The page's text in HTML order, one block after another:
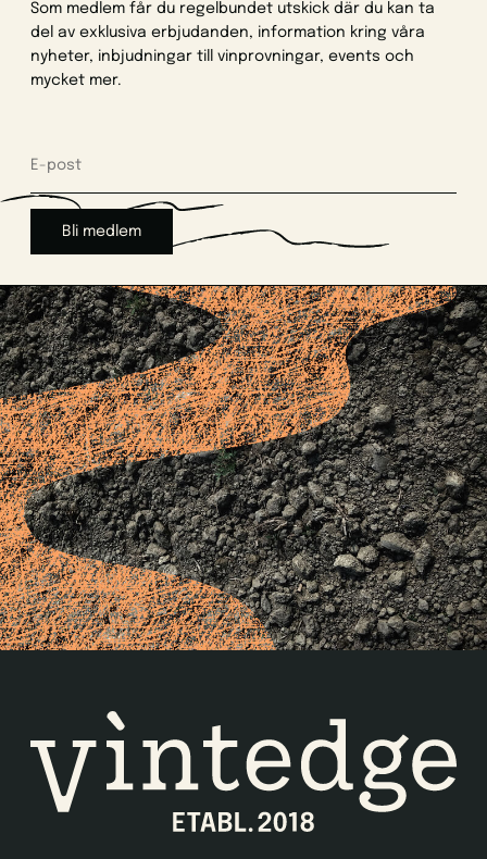
Som medlem får du regelbundet utskick där du kan ta
del av exklusiva erbjudanden, information kring våra
nyheter, inbjudningar till vinprovningar, events och
mycket mer.
Bli medlem